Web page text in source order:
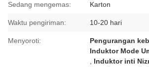
Sedang mengemas: Karton
Waktu pengiriman: 10-20 hari
Menyoroti:
Pengurangan
Induktor Mode
Induktor inti